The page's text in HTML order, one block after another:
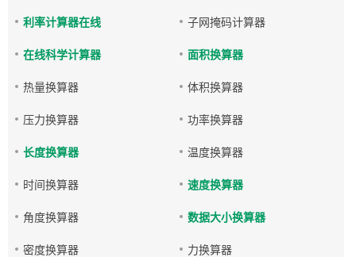
利率计算器在线 子网掩码计算器
在线科学计算器 面积换算器
热量换算器 体积换算器
压力换算器 功率换算器
长度换算器 温度换算器
时间换算器 速度换算器
角度换算器 数据大小换算器
密度换算器 力换算器